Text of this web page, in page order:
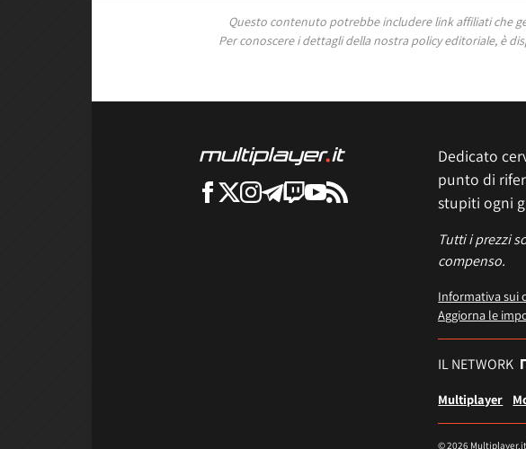
Questo contenuto potrebbe includere link affiliati che
Per conoscere i dettagli della nostra policy editoriale, è
Dedicato
punto di
stupiti ogni
Tutti i prezzi
compenso.
Informativa sui
Aggiorna le
IL NETWORK
Multiplayer
© 2026 Multiplayer.it